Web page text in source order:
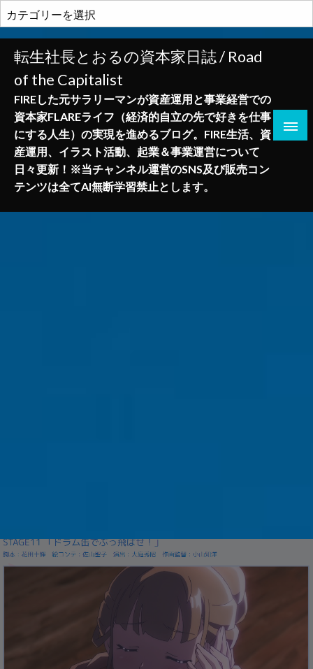
ン
テ
テ
転生社長とおるの資本家日誌 / Road
of the Capitalist
FIREした元サラリーマンが資産運用と事業経営での
資本家FLAREライフ（経済的自立の先で好きを仕事
にする人生）の実現を進めるブログ。FIRE生活、資
産運用、イラスト活動、起業＆事業運営について
日々更新！※当チャンネル運営のSNS及び販売コン
テンツは全てAI無断学習禁止とします。